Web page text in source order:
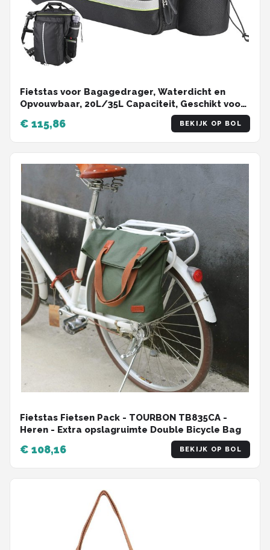
Fietstas voor Bagagedrager, Waterdicht en
Opvouwbaar, 20L/35L Capaciteit, Geschikt voor
€ 115,86 BEKIJK OP BOL
Fietstas Fietsen Pack - TOURBON TB835CA -
Heren - Extra opslagruimte Double Bicycle Bag
€ 108,16 BEKIJK OP BOL